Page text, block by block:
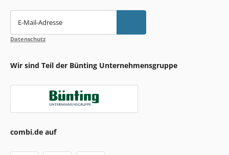
E-Mail-Adresse
Datenschutz
Wir sind Teil der Bünting Unternehmensgruppe
combi.de auf